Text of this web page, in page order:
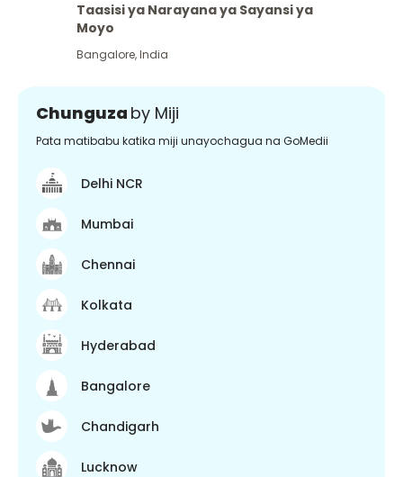
Taasisi ya Narayana ya Sayansi ya
Moyo
Bangalore,India
Chunguza by Miji
Pata matibabu katika miji unayochagua na GoMedii
Delhi NCR
Mumbai
Chennai
Kolkata
Hyderabad
Bangalore
Chandigarh
Lucknow